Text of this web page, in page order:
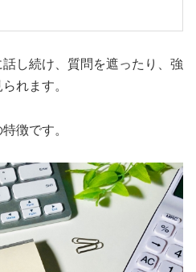
し続け、質問を遮ったり、強
れます。
徴です。